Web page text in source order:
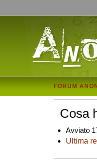
FORUM
Cosa
Avviato
Ultima